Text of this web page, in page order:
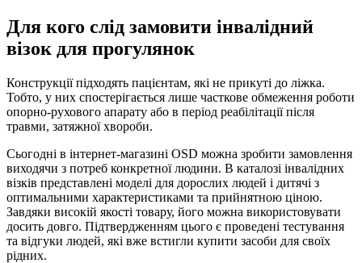
Для кого слід замовити інвалідний
візок для прогулянок
Конструкції підходять пацієнтам, які не прикуті до ліжка.
Тобто, у них спостерігається лише часткове обмеження роботи
опорно-рухового апарату або в період реабілітації після
травми, затяжної хвороби.
Сьогодні в інтернет-магазині OSD можна зробити замовлення
виходячи з потреб конкретної людини. В каталозі інвалідних
візків представлені моделі для дорослих людей і дитячі з
оптимальними характеристиками та прийнятною ціною.
Завдяки високій якості товару, його можна використовувати
досить довго. Підтвердженням цього є проведені тестування
та відгуки людей, які вже встигли купити засоби для своїх
рідних.